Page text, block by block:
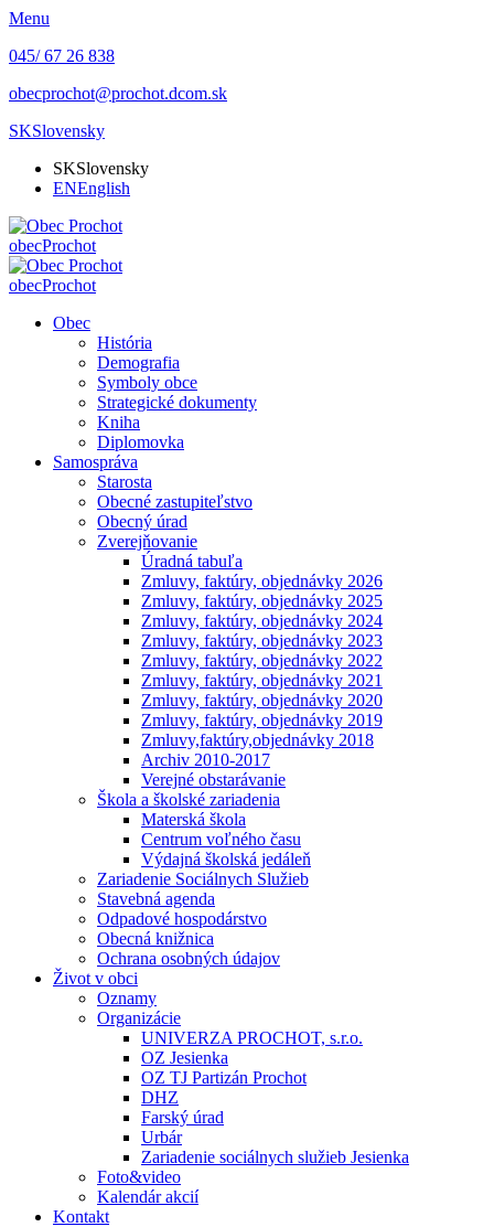
Menu
045/ 67 26 838
obecprochot@prochot.dcom.sk
SKSlovensky
SKSlovensky
ENEnglish
obecProchot
obecProchot
Obec
História
Demografia
Symboly obce
Strategické dokumenty
Kniha
Diplomovka
Samospráva
Starosta
Obecné zastupiteľstvo
Obecný úrad
Zverejňovanie
Úradná tabuľa
Zmluvy, faktúry, objednávky 2026
Zmluvy, faktúry, objednávky 2025
Zmluvy, faktúry, objednávky 2024
Zmluvy, faktúry, objednávky 2023
Zmluvy, faktúry, objednávky 2022
Zmluvy, faktúry, objednávky 2021
Zmluvy, faktúry, objednávky 2020
Zmluvy, faktúry, objednávky 2019
Zmluvy,faktúry,objednávky 2018
Archiv 2010-2017
Verejné obstarávanie
Škola a školské zariadenia
Materská škola
Centrum voľného času
Výdajná školská jedáleň
Zariadenie Sociálnych Služieb
Stavebná agenda
Odpadové hospodárstvo
Obecná knižnica
Ochrana osobných údajov
Život v obci
Oznamy
Organizácie
UNIVERZA PROCHOT, s.r.o.
OZ Jesienka
OZ TJ Partizán Prochot
DHZ
Farský úrad
Urbár
Zariadenie sociálnych služieb Jesienka
Foto&video
Kalendár akcií
Kontakt